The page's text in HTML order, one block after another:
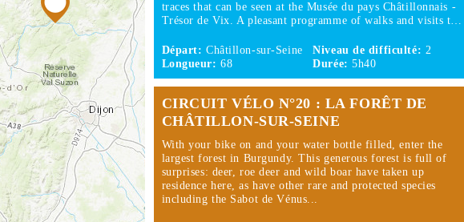
traces that can be seen at the Musée du pays Châtillonnais -
Trésor de Vix. A pleasant programme of walks and visits t…
Départ:Châtillon-sur-Seine Niveau de difficulté: 2
Longueur:68 Durée:5h40
CIRCUIT VÉLO N°20 : LA FORÊT DE
CHÂTILLON-SUR-SEINE
With your bike on and your water bottle filled, enter the
largest forest in Burgundy. This generous forest is full of
surprises: deer, roe deer and wild boar have taken up
residence here, as have other rare and protected species
including the Sabot de Vénus...